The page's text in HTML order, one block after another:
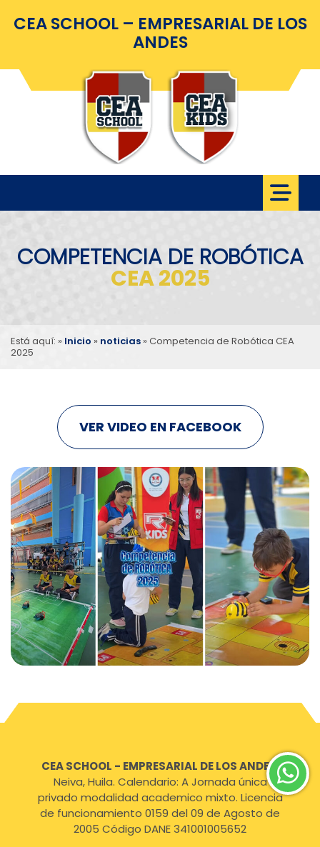
CEA SCHOOL – EMPRESARIAL DE LOS
ANDES
COMPETENCIA DE ROBÓTICA
CEA 2025
Está aquí: » Inicio » noticias » Competencia de Robótica CEA
2025
VER VIDEO EN FACEBOOK
CEA SCHOOL - EMPRESARIAL DE LOS ANDES,
Neiva, Huila. Calendario: A Jornada única
privado modalidad academico mixto. Licencia
de funcionamiento 0159 del 09 de Agosto de
2005 Código DANE 341001005652